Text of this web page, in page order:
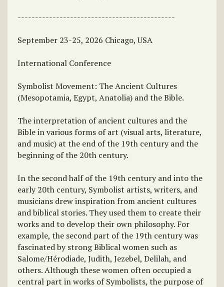
---------------------------------------------
September 23-25, 2026 Chicago, USA
International Conference
Symbolist Movement: The Ancient Cultures
(Mesopotamia, Egypt, Anatolia) and the Bible.
The interpretation of ancient cultures and the
Bible in various forms of art (visual arts, literature,
and music) at the end of the 19th century and the
beginning of the 20th century.
In the second half of the 19th century and into the
early 20th century, Symbolist artists, writers, and
musicians drew inspiration from ancient cultures
and biblical stories. They used them to create their
works and to develop their own philosophy. For
example, the second part of the 19th century was
fascinated by strong Biblical women such as
Salome/Hérodiade, Judith, Jezebel, Delilah, and
others. Although these women often occupied a
central part in works of Symbolists, the purpose of